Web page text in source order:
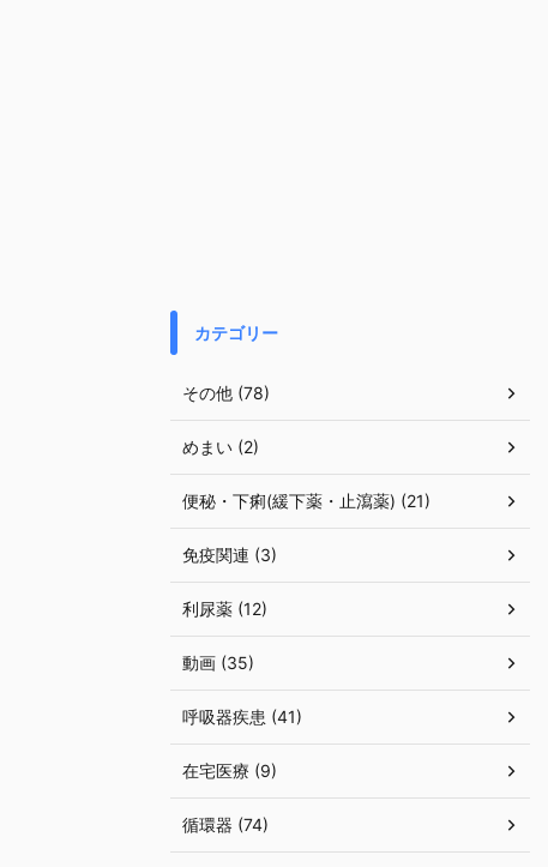
カテゴリー
その他 (78)
めまい (2)
便秘・下痢(緩下薬・止瀉薬) (21)
免疫関連 (3)
利尿薬 (12)
動画 (35)
呼吸器疾患 (41)
在宅医療 (9)
循環器 (74)